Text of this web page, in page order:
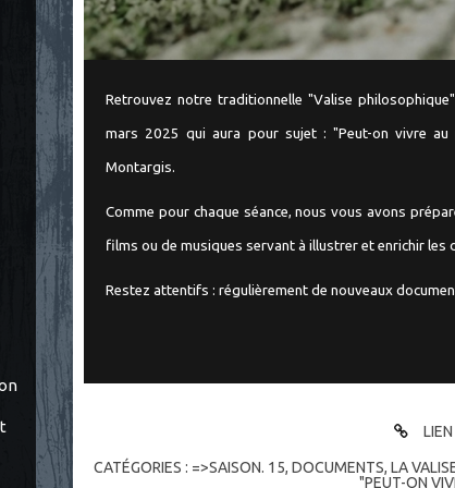
Retrouvez notre traditionnelle "Valise
mars 2025 qui aura pour sujet : "Peut-on vivre au
Montargis.
Comme pour chaque séance, nous vous avons
films ou de musiques servant à illustrer et enrichir les
Restez attentifs : régulièrement de nouveaux
CATÉGORIES : =>SAISON. 15, DOCUMENTS, LA
"PEUT-ON